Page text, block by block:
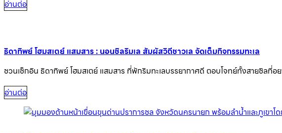
อ่านต่อ
ธิดาทิพย์ โฮมสเตย์ แสมสาร : นอนชิลริมเล สัมผัสวิถีชาวเล จัดเต็มกิจกรรมทะเล
ชวนเช็กอิน ธิดาทิพย์ โฮมสเตย์ แสมสาร ที่พักริมทะเลบรรยากาศดี ตอบโจทย์ทั้งสายชิลที่
อ่านต่อ